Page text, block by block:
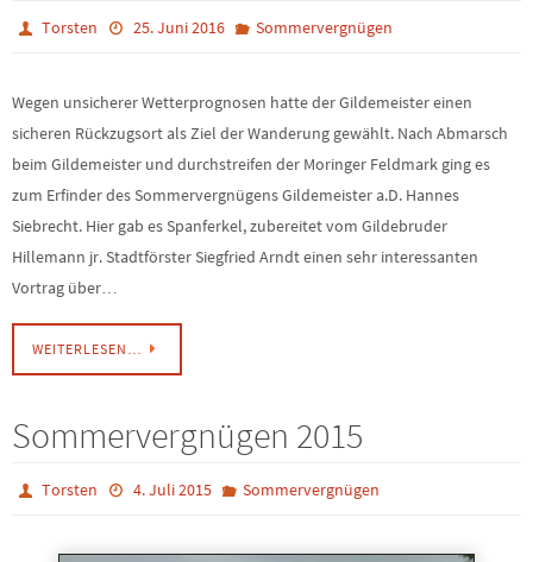
Torsten 25. Juni 2016 Sommervergnügen
Wegen unsicherer Wetterprognosen hatte der Gildemeister einen
sicheren Rückzugsort als Ziel der Wanderung gewählt. Nach Abmarsch
beim Gildemeister und durchstreifen der Moringer Feldmark ging es
zum Erfinder des Sommervergnügens Gildemeister a.D. Hannes
Siebrecht. Hier gab es Spanferkel, zubereitet vom Gildebruder
Hillemann jr. Stadtförster Siegfried Arndt einen sehr interessanten
Vortrag über…
WEITERLESEN…
Sommervergnügen 2015
Torsten 4. Juli 2015 Sommervergnügen